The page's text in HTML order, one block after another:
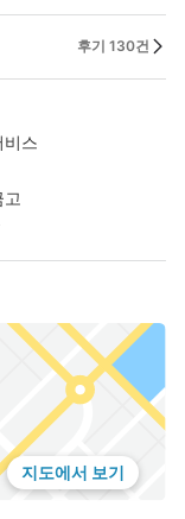
후기 130건
비스
지도에서 보기